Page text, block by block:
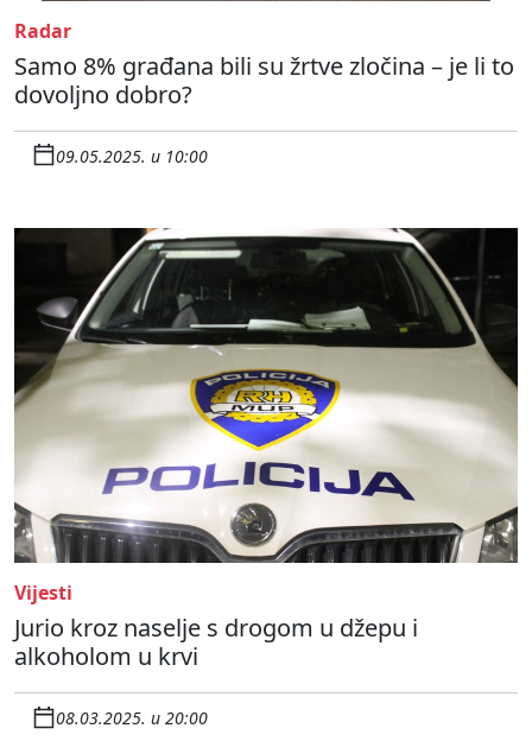
Radar
Samo 8% građana bili su žrtve zločina – je li to
dovoljno dobro?
09.05.2025. u 10:00
Vijesti
Jurio kroz naselje s drogom u džepu i
alkoholom u krvi
08.03.2025. u 20:00